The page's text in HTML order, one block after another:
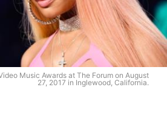
Music Awards at The Forum on August
27, 2017 in Inglewood, California.